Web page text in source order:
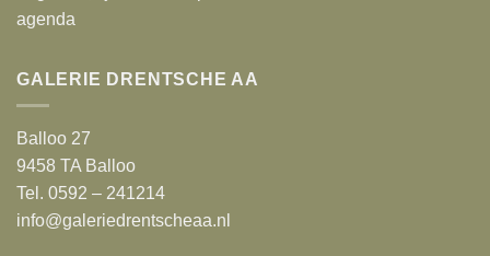
agenda
GALERIE DRENTSCHE AA
Balloo 27
9458 TA Balloo
Tel. 0592 – 241214
info@galeriedrentscheaa.nl